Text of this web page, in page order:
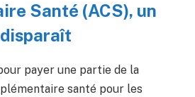
Santé (ACS), un
payer une partie de la
santé pour les